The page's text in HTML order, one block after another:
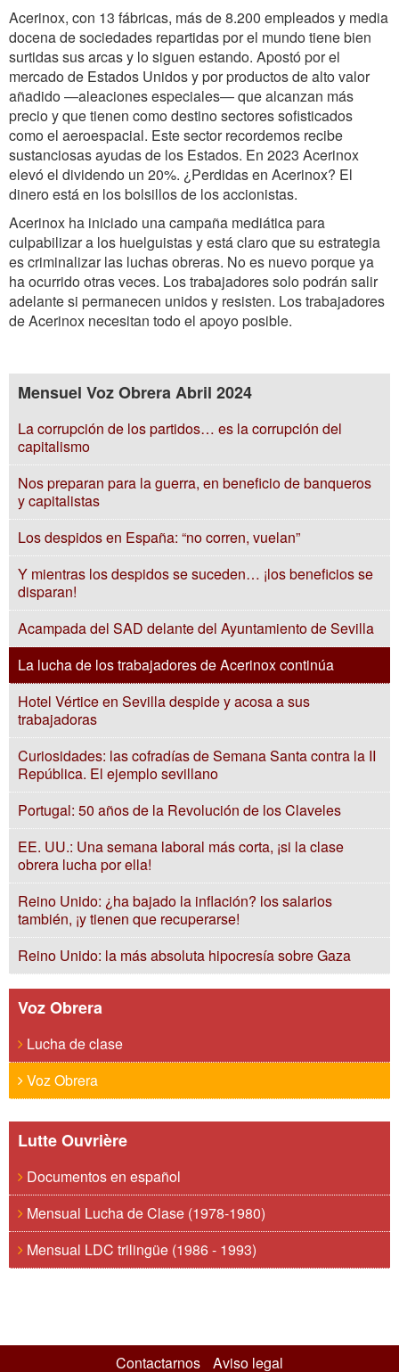
Acerinox, con 13 fábricas, más de 8.200 empleados y media
docena de sociedades repartidas por el mundo tiene bien
surtidas sus arcas y lo siguen estando. Apostó por el
mercado de Estados Unidos y por productos de alto valor
añadido —aleaciones especiales— que alcanzan más
precio y que tienen como destino sectores sofisticados
como el aeroespacial. Este sector recordemos recibe
sustanciosas ayudas de los Estados. En 2023 Acerinox
elevó el dividendo un 20%. ¿Perdidas en Acerinox? El
dinero está en los bolsillos de los accionistas.
Acerinox ha iniciado una campaña mediática para
culpabilizar a los huelguistas y está claro que su estrategia
es criminalizar las luchas obreras. No es nuevo porque ya
ha ocurrido otras veces. Los trabajadores solo podrán salir
adelante si permanecen unidos y resisten. Los trabajadores
de Acerinox necesitan todo el apoyo posible.
Mensuel Voz Obrera Abril 2024
La corrupción de los partidos… es la corrupción del
capitalismo
Nos preparan para la guerra, en beneficio de banqueros
y capitalistas
Los despidos en España: “no corren, vuelan”
Y mientras los despidos se suceden… ¡los beneficios se
disparan!
Acampada del SAD delante del Ayuntamiento de Sevilla
La lucha de los trabajadores de Acerinox continúa
Hotel Vértice en Sevilla despide y acosa a sus
trabajadoras
Curiosidades: las cofradías de Semana Santa contra la II
República. El ejemplo sevillano
Portugal: 50 años de la Revolución de los Claveles
EE. UU.: Una semana laboral más corta, ¡si la clase
obrera lucha por ella!
Reino Unido: ¿ha bajado la inflación? los salarios
también, ¡y tienen que recuperarse!
Reino Unido: la más absoluta hipocresía sobre Gaza
Voz Obrera
Lucha de clase
Voz Obrera
Lutte Ouvrière
Documentos en español
Mensual Lucha de Clase (1978-1980)
Mensual LDC trilingüe (1986 - 1993)
Contactarnos Aviso legal